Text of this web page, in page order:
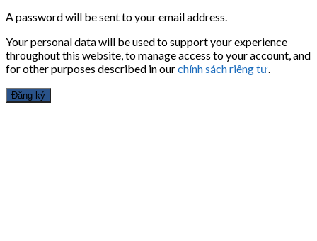
A password will be sent to your email address.
Your personal data will be used to support your experience
throughout this website, to manage access to your account, and
for other purposes described in ourchính sách riêng tư.
Đăng ký